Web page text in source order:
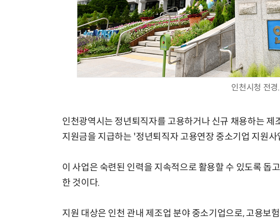
인천시청 전경.
인천광역시는 정년퇴직자를 고용하거나 신규 채용하는
지원금을 지급하는 '정년퇴직자 고용연장 중소기업 지원
이 사업은 숙련된 인력을 지속적으로 활용할 수 있도록 돕
한 것이다.
지원 대상은 인천 관내 제조업 분야 중소기업으로, 고용보